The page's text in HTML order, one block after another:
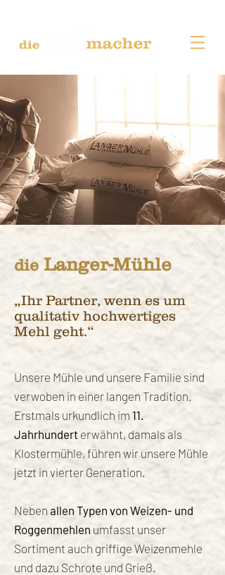
die Langer-Mühle
„Ihr Partner, wenn es um
qualitativ hochwertiges
Mehl geht.“
Unsere Mühle und unsere Familie sind
verwoben in einer langen Tradition.
Erstmals urkundlich im 11.
Jahrhundert erwähnt, damals als
Klostermühle, führen wir unsere Mühle
jetzt in vierter Generation.
Neben allen Typen von Weizen- und
Roggenmehlen umfasst unser
Sortiment auch griffige Weizenmehle
und dazu Schrote und Grieß.